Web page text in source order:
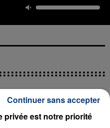
privée est notre priorité
Continuer sans accepter